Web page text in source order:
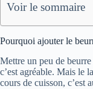
Voir le sommaire
Pourquoi ajouter le
Mettre un peu de
c’est agréable. Mais le
cours de cuisson, c’est